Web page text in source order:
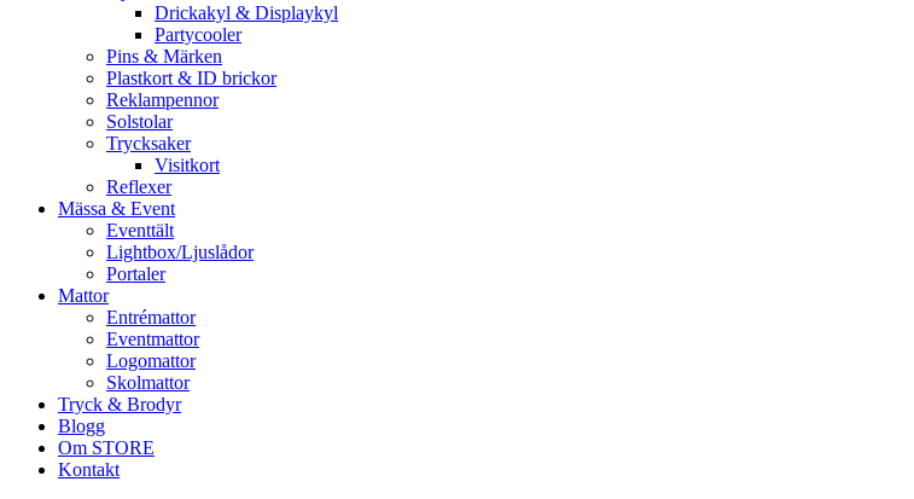
Drickakyl & Displaykyl
Partycooler
Pins & Märken
Plastkort & ID brickor
Reklampennor
Solstolar
Trycksaker
Visitkort
Reflexer
Mässa & Event
Eventtält
Lightbox/Ljuslådor
Portaler
Mattor
Entrémattor
Eventmattor
Logomattor
Skolmattor
Tryck & Brodyr
Blogg
Om STORE
Kontakt